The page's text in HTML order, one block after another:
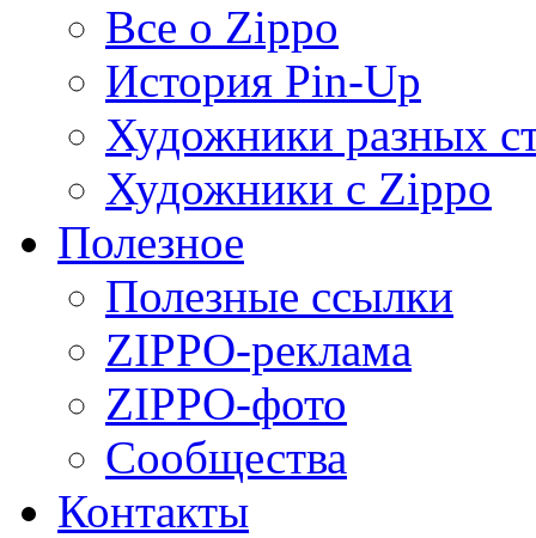
Все о Zippo
История Pin-Up
Художники разных
Художники с Zippo
Полезное
Полезные ссылки
ZIPPO-реклама
ZIPPO-фото
Сообщества
Контакты